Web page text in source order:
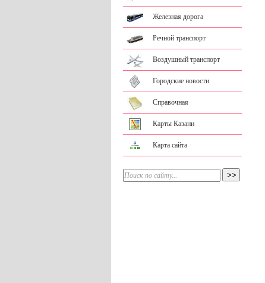
Железная дорога
Речной транспорт
Воздушный транспорт
Городские новости
Справочная
Карты Казани
Карта сайта